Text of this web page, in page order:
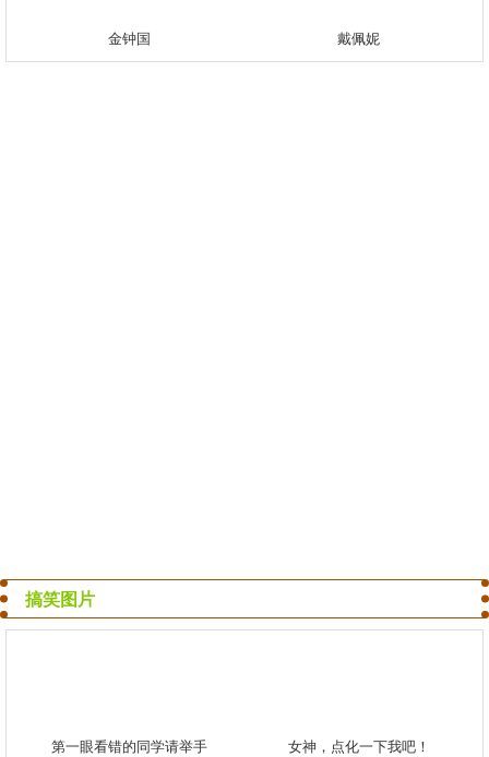
金钟国 戴佩妮
搞笑图片
第一眼看错的同学请举手 女神，点化一下我吧！